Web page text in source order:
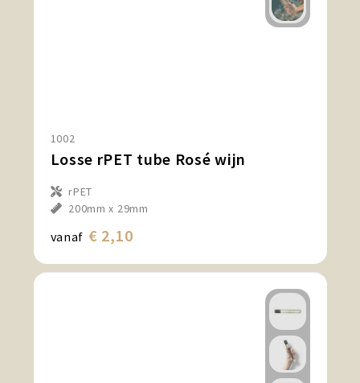
1002
Losse rPET tube Rosé wijn
rPET
200mm x 29mm
vanaf € 2,10